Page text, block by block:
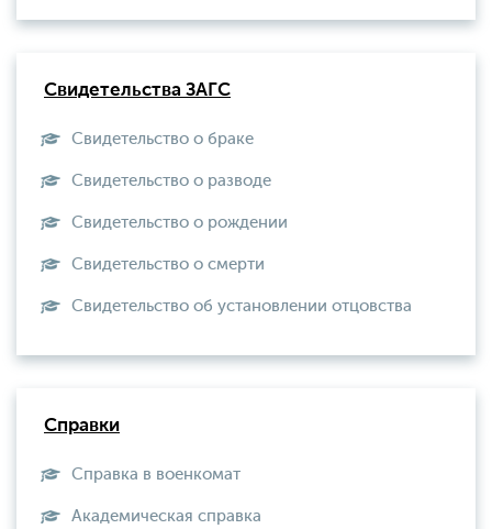
Свидетельства ЗАГС
Свидетельство о браке
Свидетельство о разводе
Свидетельство о рождении
Свидетельство о смерти
Свидетельство об установлении отцовства
Справки
Справка в военкомат
Академическая справка